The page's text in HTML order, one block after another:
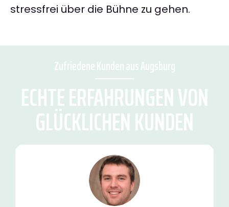
stressfrei über die Bühne zu gehen.
Zufriedene Kunden aus Augsburg
ECHTE ERFAHRUNGEN VON
GLÜCKLICHEN KUNDEN